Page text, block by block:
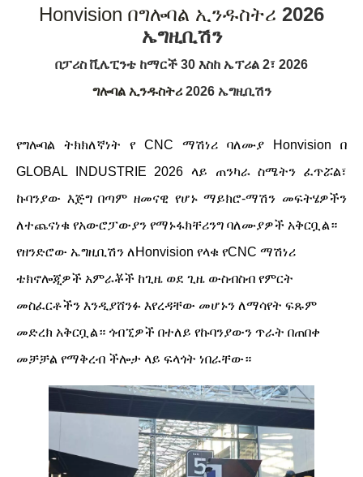
Honvision በግሎባል ኢንዱስትሪ 2026
ኤግዚቢሽን
በፓሪስ ቪሌፒንቴ ከማርች 30 እስከ ኤፕሪል 2፣ 2026
ግሎባል ኢንዱስትሪ2026 ኤግዚቢሽን
የግሎባል ትክክለኛነት የ CNC ማሽነሪ ባለሙያ Honvision በ
GLOBAL INDUSTRIE 2026 ላይ ጠንካራ ስሜትን ፈጥሯል፣
ኩባንያው እጅግ በጣም ዘመናዊ የሆኑ ማይክሮ-ማሽን መፍትሄዎችን
ለተጨናነቁ የአውሮፓውያን የማኑፋክቸሪንግ ባለሙያዎች አቅርቧል።
የዘንድሮው ኤግዚቢሽን ለHonvision የላቁ የCNC ማሽነሪ
ቴክኖሎጂዎች አምራቾች ከጊዜ ወደ ጊዜ ውስብስብ የምርት
መስፈርቶችን እንዲያሸንፉ እየረዳቸው መሆኑን ለማሳየት ፍጹም
መድረክ አቅርቧል። ጎብኚዎች በተለይ የኩባንያውን ጥራት በጠበቀ
መቻቻል የማቅረብ ችሎታ ላይ ፍላጎት ነበራቸው።